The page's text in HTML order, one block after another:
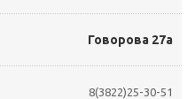
Говорова 27а
8(3822)25-30-51